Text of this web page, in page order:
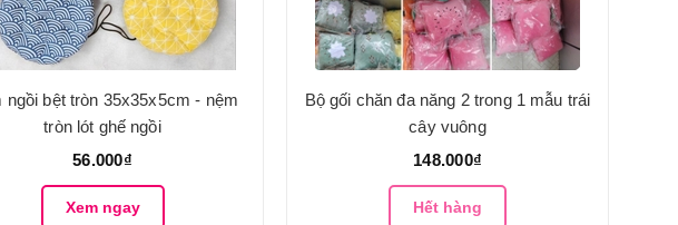
ngồi bệt tròn 35x35x5cm - nệm
tròn lót ghế ngồi
56.000₫
Xem ngay
Bộ gối chăn đa năng 2 trong 1 mẫu trái
cây vuông
148.000₫
Hết hàng